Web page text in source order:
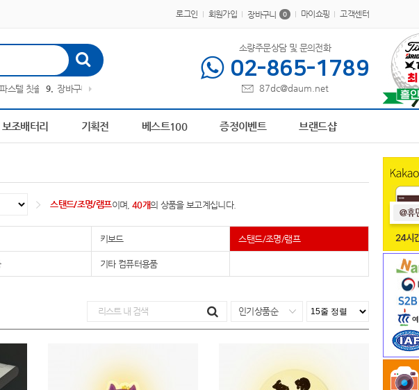
로그인 회원가입 장바구니 0 마이쇼핑 고객센터
파스텔 칫솔 9 장바구니 AP-1003643 AP-1002094 피트 텀블러 6
소량주문상담 및 문의전화
02-865-1789
87dc@daum.net
보조배터리 기획전 베스트100 증정이벤트 브랜드샵
스탠드/조명/램프이며, 40개의 상품을 보고계십니다.
키보드 스탠드/조명/램프
기타 컴퓨터용품
인기상품순